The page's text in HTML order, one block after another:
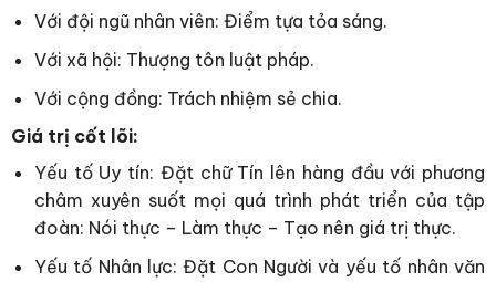
Với đội ngũ nhân viên: Điểm tựa tỏa sáng.
Với xã hội: Thượng tôn luật pháp.
Với cộng đồng: Trách nhiệm sẻ chia.
Giá trị cốt lõi:
Yếu tố Uy tín: Đặt chữ Tín lên hàng đầu với phương
châm xuyên suốt mọi quá trình phát triển của tập
đoàn: Nói thực – Làm thực – Tạo nên giá trị thực.
Yếu tố Nhân lực: Đặt Con Người và yếu tố nhân văn